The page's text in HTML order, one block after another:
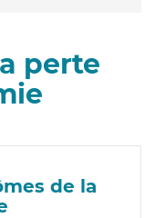
perte
de la